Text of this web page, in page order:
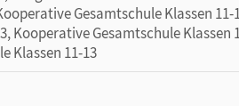
Gesamtschule Klassen 11-
Kooperative Gesamtschule Klassen
Klassen 11-13